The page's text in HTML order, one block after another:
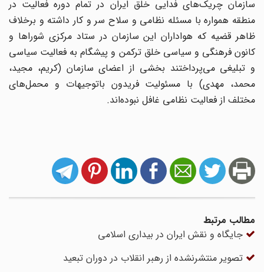
مطالب مرتبط
جایگاه و نقش ایران در بیداری اسلامی
تصویر منتشرنشده از رهبر انقلاب در دوران تبعید